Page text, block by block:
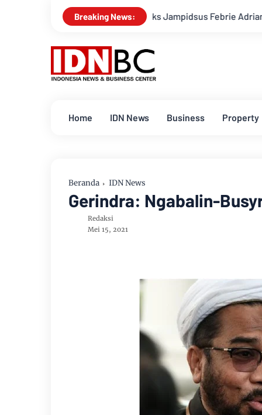
Breaking News:
Polisi Tetapkan Eks Jampidsus Febrie Adriansyah Jadi
Home IDN News Business Property
Beranda IDN News
Gerindra: Ngabalin-
Redaksi
Mei 15, 2021